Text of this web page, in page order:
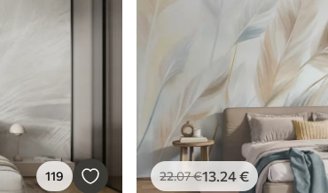
119 22.07€13.24€